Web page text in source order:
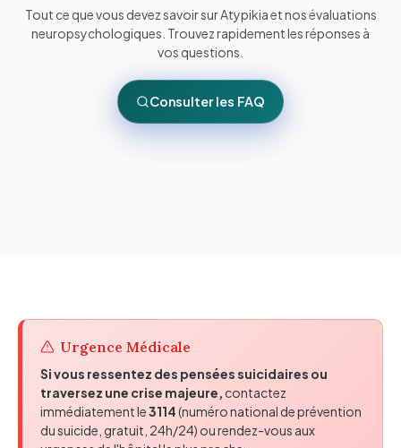
Tout ce que vous devez savoir sur Atypikia et nos évaluations
neuropsychologiques. Trouvez rapidement les réponses à
vos questions.
Consulter les FAQ
Urgence Médicale
Si vous ressentez des pensées suicidaires ou
traversez une crise majeure, contactez
immédiatement le3114(numéro national de prévention
du suicide, gratuit, 24h/24) ou rendez-vous aux